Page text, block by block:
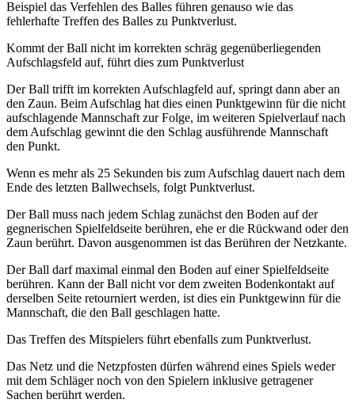
Beispiel das Verfehlen des Balles führen genauso wie das
fehlerhafte Treffen des Balles zu Punktverlust.
Kommt der Ball nicht im korrekten schräg gegenüberliegenden
Aufschlagsfeld auf, führt dies zum Punktverlust
Der Ball trifft im korrekten Aufschlagfeld auf, springt dann aber an
den Zaun. Beim Aufschlag hat dies einen Punktgewinn für die nicht
aufschlagende Mannschaft zur Folge, im weiteren Spielverlauf nach
dem Aufschlag gewinnt die den Schlag ausführende Mannschaft
den Punkt.
Wenn es mehr als 25 Sekunden bis zum Aufschlag dauert nach dem
Ende des letzten Ballwechsels, folgt Punktverlust.
Der Ball muss nach jedem Schlag zunächst den Boden auf der
gegnerischen Spielfeldseite berühren, ehe er die Rückwand oder den
Zaun berührt. Davon ausgenommen ist das Berühren der Netzkante.
Der Ball darf maximal einmal den Boden auf einer Spielfeldseite
berühren. Kann der Ball nicht vor dem zweiten Bodenkontakt auf
derselben Seite retourniert werden, ist dies ein Punktgewinn für die
Mannschaft, die den Ball geschlagen hatte.
Das Treffen des Mitspielers führt ebenfalls zum Punktverlust.
Das Netz und die Netzpfosten dürfen während eines Spiels weder
mit dem Schläger noch von den Spielern inklusive getragener
Sachen berührt werden.